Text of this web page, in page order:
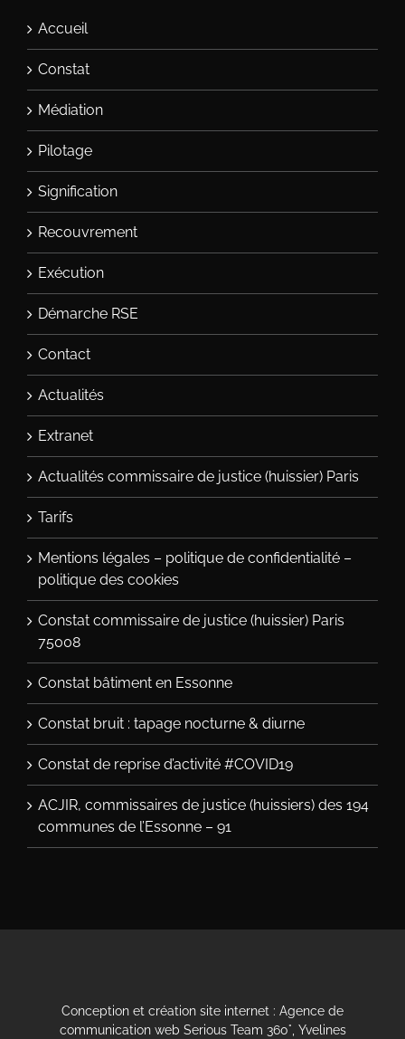
Accueil
Constat
Médiation
Pilotage
Signification
Recouvrement
Exécution
Démarche RSE
Contact
Actualités
Extranet
Actualités commissaire de justice (huissier) Paris
Tarifs
Mentions légales – politique de confidentialité –
politique des cookies
Constat commissaire de justice (huissier) Paris
75008
Constat bâtiment en Essonne
Constat bruit : tapage nocturne & diurne
Constat de reprise d’activité #COVID19
ACJIR, commissaires de justice (huissiers) des 194
communes de l’Essonne – 91
Conception et création site internet : Agence de
communication web Serious Team 360°, Yvelines